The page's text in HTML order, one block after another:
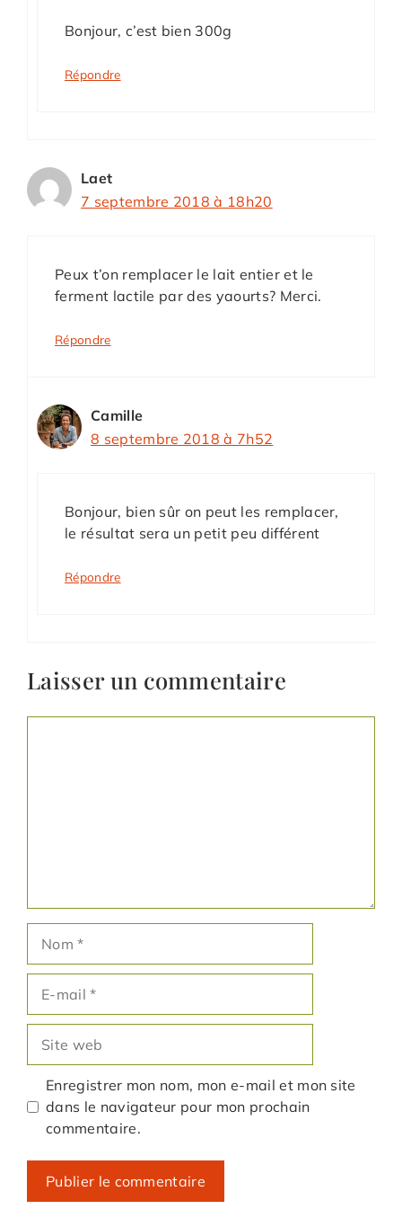
Bonjour, c’est bien 300g
Répondre
Laet
7 septembre 2018 à 18h20
Peux t’on remplacer le lait entier et le
ferment lactile par des yaourts? Merci.
Répondre
Camille
8 septembre 2018 à 7h52
Bonjour, bien sûr on peut les remplacer,
le résultat sera un petit peu différent
Répondre
Laisser un commentaire
mail
web
Enregistrer mon nom, mon e-mail et mon site
dans le navigateur pour mon prochain
commentaire.